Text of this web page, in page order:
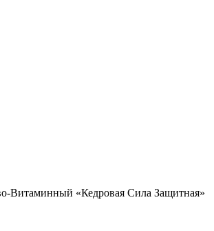
Витаминный «Кедровая Сила Защитная»